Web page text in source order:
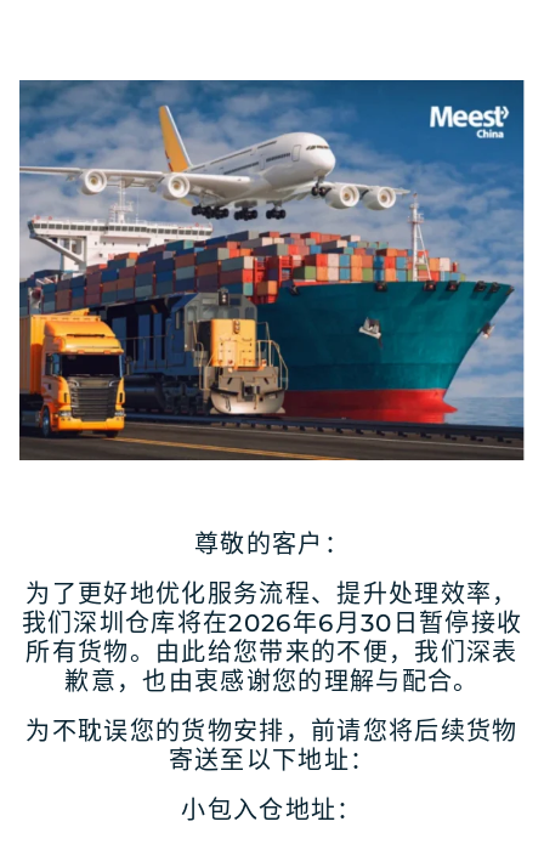
尊敬的客户：
为了更好地优化服务流程、提升处理效率，
我们 深圳仓库将在2026年6月30日暂停接收
所有货物。 由此给您带来的不便，我们深表
歉意，也由衷感谢您的理解与配合。
为不耽误您的货物安排，前请您将后续货物
寄送至以下地址：
小包入仓地址：